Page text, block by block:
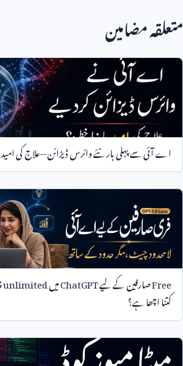
متعلقہ مضامین
اے آئی سے پہلی بار نئے وائرس ڈیزائن—علاج کی امید
Freeصارفین کے لیےChatGPTمیںunlimited
کتنا اچھا ہے؟